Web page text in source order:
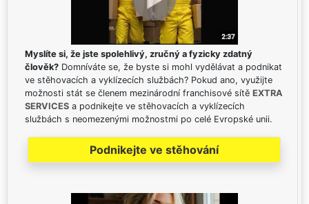
Myslíte si, že jste spolehlivý, zručný a fyzicky zdatný
člověk? Domníváte se, že byste si mohl vydělávat a podnikat
ve stěhovacích a vyklízecích službách? Pokud ano, využijte
možnosti stát se členem mezinárodní franchisové sítě EXTRA
SERVICES a podnikejte ve stěhovacích a vyklízecích
službách s neomezenými možnostmi po celé Evropské unii.
Podnikejte ve stěhování